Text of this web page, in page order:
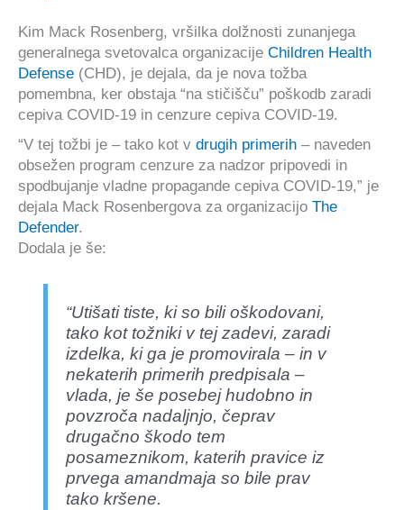
Kim Mack Rosenberg, vršilka dolžnosti zunanjega
generalnega svetovalca organizacije Children Health
Defense (CHD), je dejala, da je nova tožba
pomembna, ker obstaja “na stičišču” poškodb zaradi
cepiva COVID-19 in cenzure cepiva COVID-19.
“V tej tožbi je – tako kot v drugih primerih – naveden
obsežen program cenzure za nadzor pripovedi in
spodbujanje vladne propagande cepiva COVID-19,” je
dejala Mack Rosenbergova za organizacijo The
Defender.
Dodala je še:
“Utišati tiste, ki so bili oškodovani,
tako kot tožniki v tej zadevi, zaradi
izdelka, ki ga je promovirala – in v
nekaterih primerih predpisala –
vlada, je še posebej hudobno in
povzroča nadaljnjo, čeprav
drugačno škodo tem
posameznikom, katerih pravice iz
prvega amandmaja so bile prav
tako kršene.